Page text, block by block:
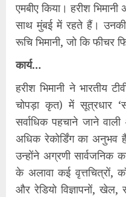
एमबीए किया। हरीश
साथ मुंबई में रहते हैं। उनकी
रूचि भिमानी, जो कि फीचर
कार्य…
हरीश भिमानी ने भारतीय
चोपड़ा कृत) में सूत्रधार
सर्वाधिक पहचाने जाने
अधिक रेकोर्डिंग का
उन्होंने अग्रणी सार्वजनिक
के अलावा कई वृत्तचित्रों,
और रेडियो विज्ञापनों,